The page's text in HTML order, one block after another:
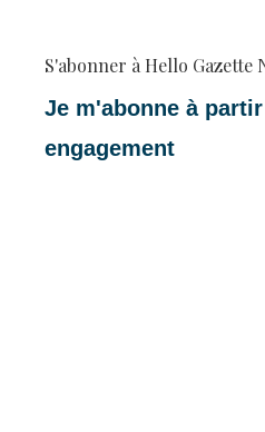
S'abonner à Hello Gazette
Je m'abonne à
engagement